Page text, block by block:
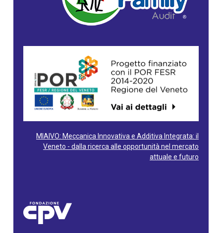
MIAIVO: Meccanica Innovativa e Additiva Integrata: il
Veneto - dalla ricerca alle opportunità nel mercato
attuale e futuro